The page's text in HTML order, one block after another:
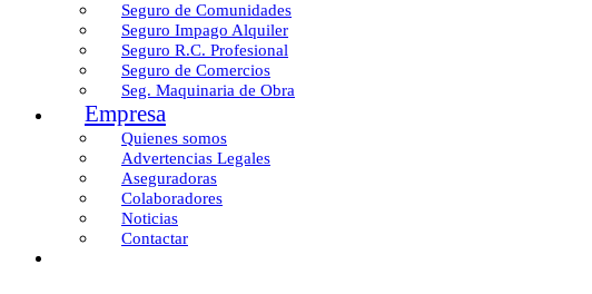
Seguro de Comunidades
Seguro Impago Alquiler
Seguro R.C. Profesional
Seguro de Comercios
Seg. Maquinaria de Obra
Empresa
Quienes somos
Advertencias Legales
Aseguradoras
Colaboradores
Noticias
Contactar